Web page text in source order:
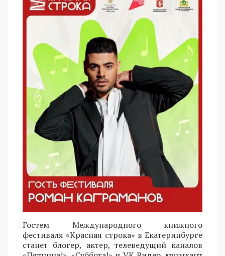
Гостем Международного книжного
фестиваля «Красная строка» в Екатеринбурге
станет блогер, актер, телеведущий каналов